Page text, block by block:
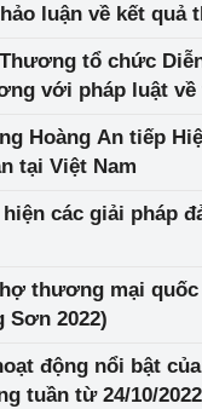
luận về kết quả
khoá XVtổ chức
với pháp luật
Hoàng An tiếp
tại Việt Nam
các giải pháp
thương mại
Sơn 2022)
động nổi bật
tuần từ 24/10/